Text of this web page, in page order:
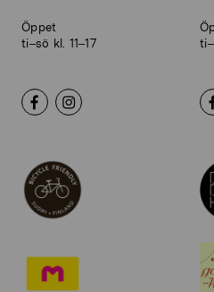
Öppet
ti–sö kl. 11–17